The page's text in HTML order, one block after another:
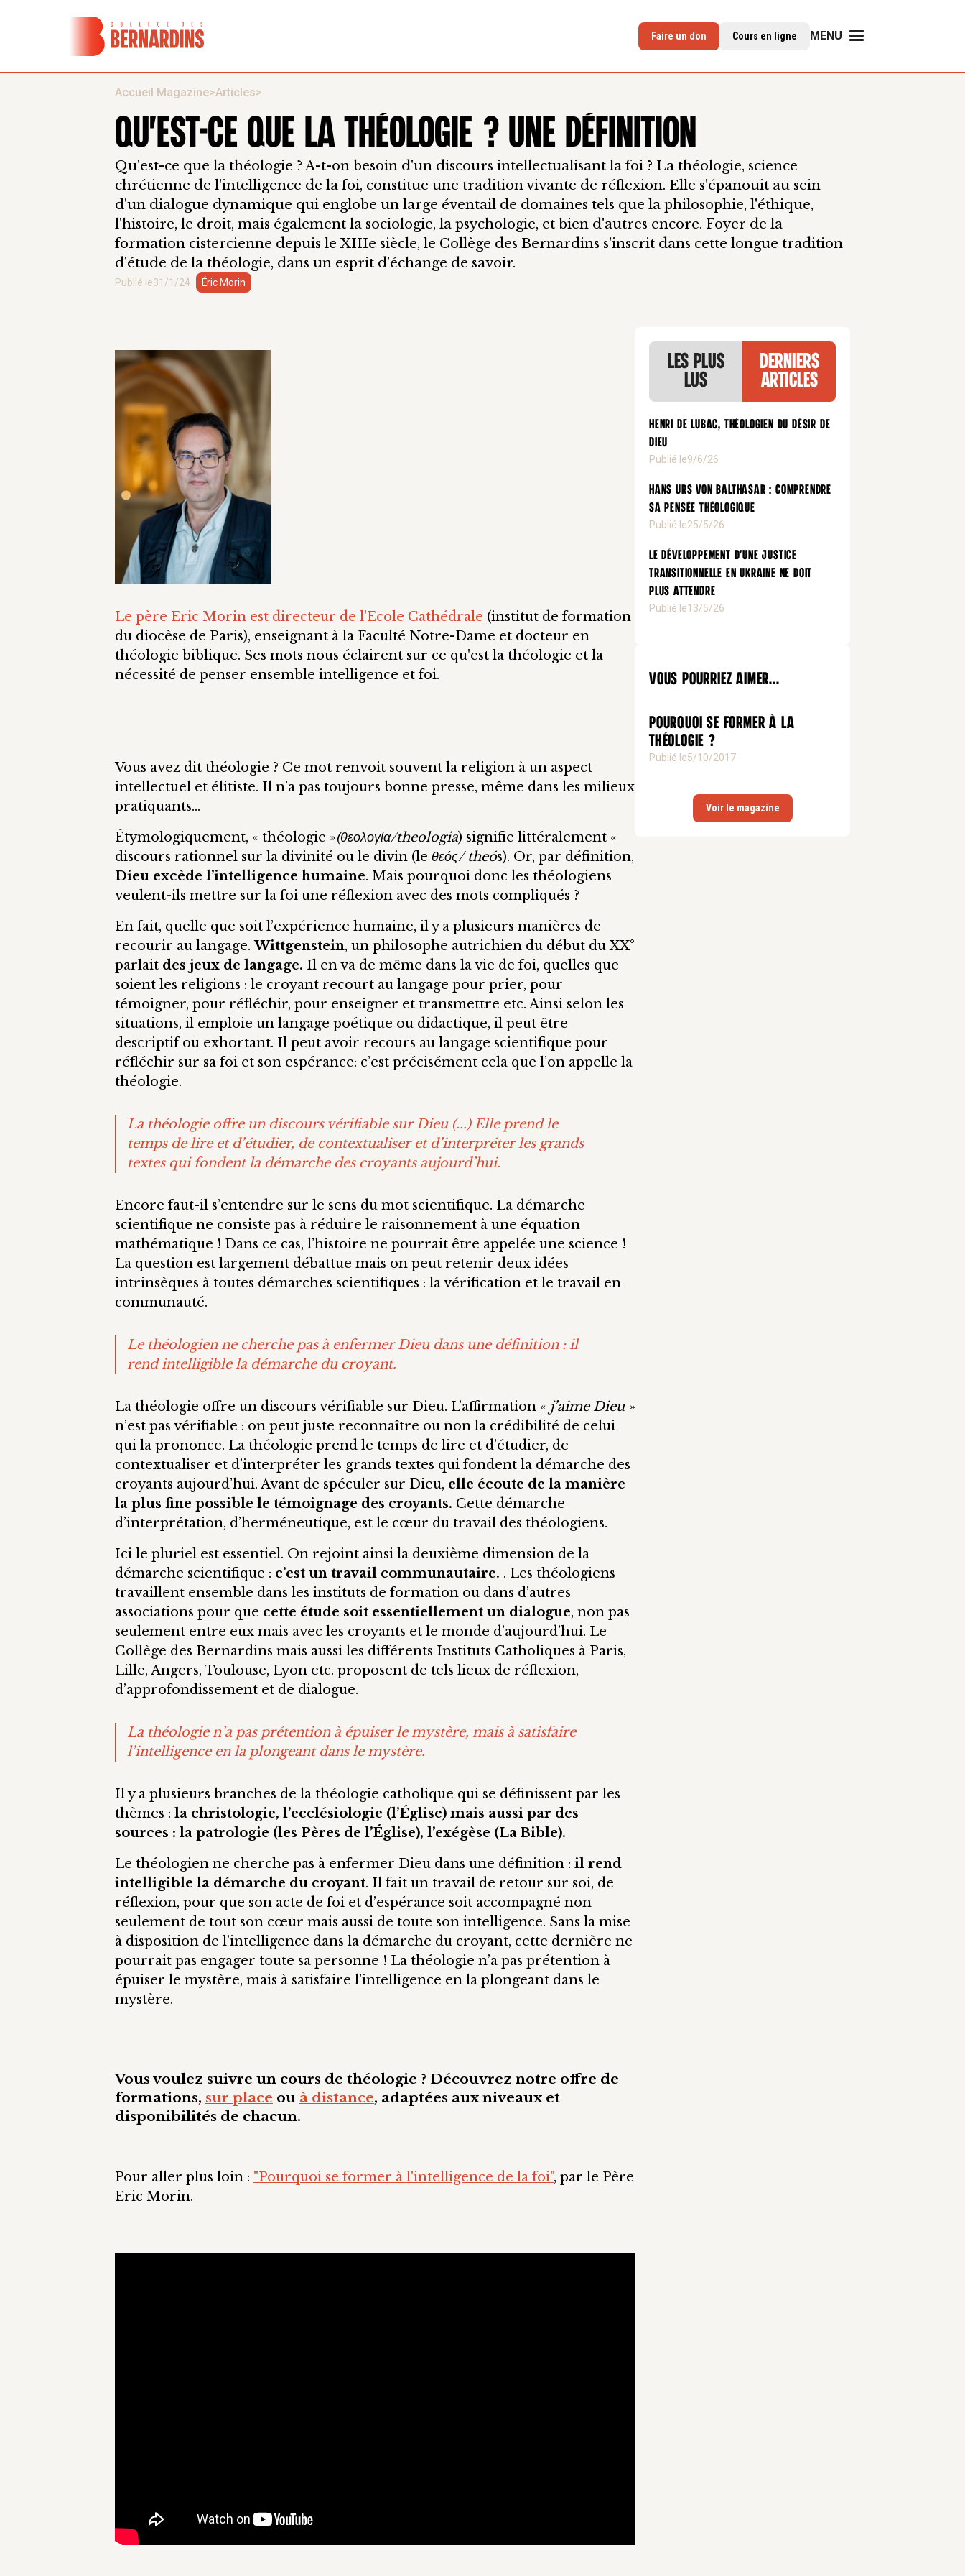
Faire un don Cours en ligne MENU
Accueil Magazine>Articles>
QU'EST-CE QUE LA THÉOLOGIE ? UNE DÉFINITION
Qu'est-ce que la théologie ? A-t-on besoin d'un discours intellectualisant la foi ? La théologie, science
chrétienne de l'intelligence de la foi, constitue une tradition vivante de réflexion. Elle s'épanouit au sein
d'un dialogue dynamique qui englobe un large éventail de domaines tels que la philosophie, l'éthique,
l'histoire, le droit, mais également la sociologie, la psychologie, et bien d'autres encore. Foyer de la
formation cistercienne depuis le XIIIe siècle, le Collège des Bernardins s'inscrit dans cette longue tradition
d'étude de la théologie, dans un esprit d'échange de savoir.
Publié le31/1/24 Éric Morin
Le père Eric Morin est directeur de l'Ecole Cathédrale (institut de formation
du diocèse de Paris), enseignant à la Faculté Notre-Dame et docteur en
théologie biblique. Ses mots nous éclairent sur ce qu'est la théologie et la
nécessité de penser ensemble intelligence et foi.
Vous avez dit théologie ? Ce mot renvoit souvent la religion à un aspect
intellectuel et élitiste. Il n’a pas toujours bonne presse, même dans les milieux
pratiquants…
Étymologiquement, « théologie »(θεολογία/theologia) signifie littéralement «
discours rationnel sur la divinité ou le divin (le θεός/ theós). Or, par définition,
Dieu excède l’intelligence humaine. Mais pourquoi donc les théologiens
veulent-ils mettre sur la foi une réflexion avec des mots compliqués ?
En fait, quelle que soit l’expérience humaine, il y a plusieurs manières de
recourir au langage.Wittgenstein, un philosophe autrichien du début du XX°
parlait des jeux de langage. Il en va de même dans la vie de foi, quelles que
soient les religions : le croyant recourt au langage pour prier, pour
témoigner, pour réfléchir, pour enseigner et transmettre etc. Ainsi selon les
situations, il emploie un langage poétique ou didactique, il peut être
descriptif ou exhortant. Il peut avoir recours au langage scientifique pour
réfléchir sur sa foi et son espérance: c’est précisément cela que l’on appelle la
théologie.
La théologie offre un discours vérifiable sur Dieu (...) Elle prend le
temps de lire et d’étudier, de contextualiser et d’interpréter les grands
textes qui fondent la démarche des croyants aujourd’hui.
Encore faut-il s’entendre sur le sens du mot scientifique. La démarche
scientifique ne consiste pas à réduire le raisonnement à une équation
mathématique ! Dans ce cas, l’histoire ne pourrait être appelée une science !
La question est largement débattue mais on peut retenir deux idées
intrinsèques à toutes démarches scientifiques : la vérification et le travail en
communauté.
Le théologien ne cherche pas à enfermer Dieu dans une définition : il
rend intelligible la démarche du croyant.
La théologie offre un discours vérifiable sur Dieu. L’affirmation « j’aime Dieu »
n’est pas vérifiable : on peut juste reconnaître ou non la crédibilité de celui
qui la prononce. La théologie prend le temps de lire et d’étudier, de
contextualiser et d’interpréter les grands textes qui fondent la démarche des
croyants aujourd’hui. Avant de spéculer sur Dieu, elle écoute de la manière
la plus fine possible le témoignage des croyants. Cette démarche
d’interprétation, d’herméneutique, est le cœur du travail des théologiens.
Ici le pluriel est essentiel. On rejoint ainsi la deuxième dimension de la
démarche scientifique : c’est un travail communautaire. . Les théologiens
travaillent ensemble dans les instituts de formation ou dans d’autres
associations pour que cette étude soit essentiellement un dialogue, non pas
seulement entre eux mais avec les croyants et le monde d’aujourd’hui. Le
Collège des Bernardins mais aussi les différents Instituts Catholiques à Paris,
Lille, Angers, Toulouse, Lyon etc. proposent de tels lieux de réflexion,
d’approfondissement et de dialogue.
La théologie n’a pas prétention à épuiser le mystère, mais à satisfaire
l’intelligence en la plongeant dans le mystère.
Il y a plusieurs branches de la théologie catholique qui se définissent par les
thèmes : la christologie, l’ecclésiologie (l’Église) mais aussi par des
sources : la patrologie (les Pères de l’Église), l’exégèse (La Bible).
Le théologien ne cherche pas à enfermer Dieu dans une définition : il rend
intelligible la démarche du croyant. Il fait un travail de retour sur soi, de
réflexion, pour que son acte de foi et d’espérance soit accompagné non
seulement de tout son cœur mais aussi de toute son intelligence. Sans la mise
à disposition de l’intelligence dans la démarche du croyant, cette dernière ne
pourrait pas engager toute sa personne ! La théologie n’a pas prétention à
épuiser le mystère, mais à satisfaire l’intelligence en la plongeant dans le
mystère.
Vous voulez suivre un cours de théologie ? Découvrez notre offre de
formations, sur place ou à distance, adaptées aux niveaux et
disponibilités de chacun.
Pour aller plus loin : "Pourquoi se former à l'intelligence de la foi", par le Père
Eric Morin.
Les plus
lus
Derniers
articles
Henri de Lubac, théologien du désir de
Dieu
Publié le9/6/26
Hans Urs von Balthasar : comprendre
sa pensée théologique
Publié le25/5/26
Le développement d’une justice
transitionnelle en Ukraine ne doit
plus attendre
Publié le13/5/26
Vous pourriez aimer...
Pourquoi se former à la
théologie ?
Publié le5/10/2017
Voir le magazine